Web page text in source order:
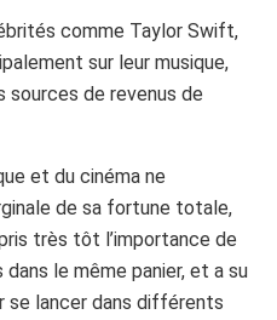
comme Taylor Swift,
sur leur musique,
sources de revenus de
et du cinéma ne
de sa fortune totale,
très tôt l’importance de
le même panier, et a su
se lancer dans différents